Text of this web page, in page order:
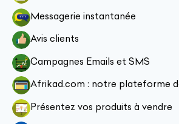
Messagerie instantanée
Avis clients
Campagnes Emails et SMS
Afrikad.com : notre plateforme
Présentez vos produits à vendre